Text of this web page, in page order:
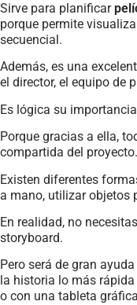
Sirve para planificar
porque permite
secuencial.
Además, es una
el director, el equipo de
Es lógica su
Porque gracias a ella,
compartida del proyecto.
Existen diferentes
a mano, utilizar objetos
En realidad, no
storyboard.
Pero será de gran
la historia lo más
o con una tableta